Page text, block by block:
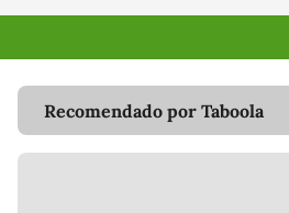
Recomendado por Taboola